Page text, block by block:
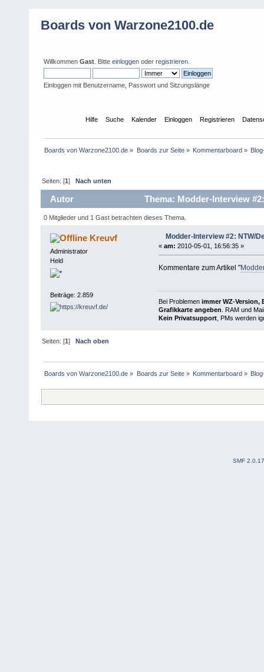
Boards von Warzone2100.de
Willkommen Gast . Bitte einloggen oder registrieren
Einloggen mit Benutzername, Passwort und Sitzungslänge
Hilfe Suche Kalender Einloggen Registrieren
Boards von Warzone2100.de » Boards zur Seite» Kommentarboard»
Seiten: [1]Nach unten
Autor Thema: Modder-Interview
0 Mitglieder und 1 Gast betrachten dieses Thema.
Kreuvf
Administrator
Held
Beiträge: 2.859
Modder-Interview #2: NTW/
« am: 2010-05-01, 16:56:35 »
Kommentare zum Artikel "
Bei Problemen immer WZ-Version,
Grafikkarte angeben . RAM und
Kein Privatsupport, PMs werden
Seiten: [1] Nach oben
Boards von Warzone2100.de » Boards zur Seite» Kommentarboard»
SMF 2.0.17